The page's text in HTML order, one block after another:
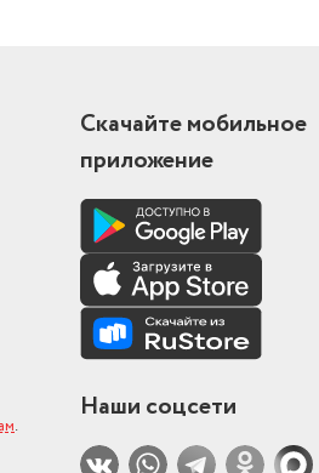
.
Скачайте мобильное
приложение
Наши соцсети